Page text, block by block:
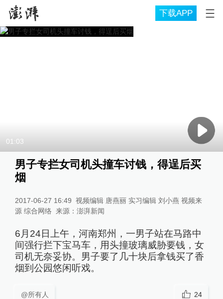
下载APP
01:03
男子专拦女司机头撞车讨钱，得逞后买
烟
2017-06-27 16:49 视频编辑 唐燕丽 实习编辑 刘小燕 视频来
源 综合网络 来源： 澎湃新闻
6月24日上午，河南郑州，一男子站在马路中
间强行拦下宝马车，用头撞玻璃威胁要钱，女
司机无奈妥协。男子要了几十块后拿钱买了香
烟到公园悠闲听戏。
@所有人 24